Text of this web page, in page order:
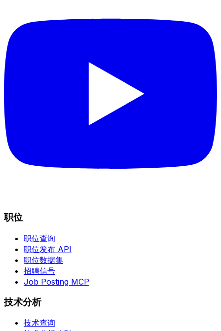
职位
职位查询
职位发布 API
职位数据集
招聘信号
Job Posting MCP
技术分析
技术查询